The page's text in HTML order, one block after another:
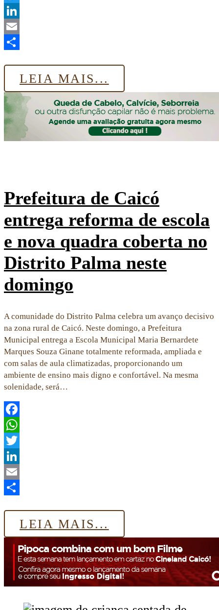
Twitter
LinkedIn
Email
LEIA MAIS...
Prefeitura de Caicó
entrega reforma de escola
e nova quadra coberta no
Distrito Palma neste
domingo
A comunidade do Distrito Palma celebra um avanço decisivo
na zona rural de Caicó. Neste domingo, a Prefeitura
Municipal entrega a Escola Municipal Maria Bernardete
Marques Souza Ginane totalmente reformada, ampliada e
com salas de aula climatizadas, proporcionando um
ambiente de ensino mais digno e confortável. Na mesma
solenidade, será…
Facebook
WhatsApp
Twitter
LinkedIn
Email
LEIA MAIS...